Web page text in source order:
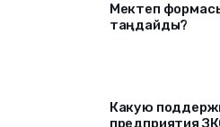
Мектеп
таңдайды?
Какую
предприятия